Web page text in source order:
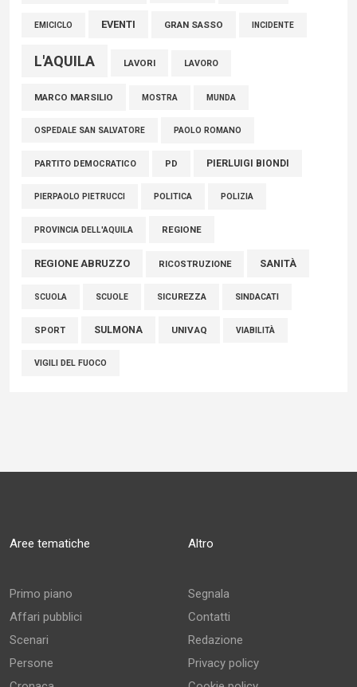
EMICICLO EVENTI GRAN SASSO INCIDENTE
L'AQUILA LAVORI LAVORO
MARCO MARSILIO MOSTRA MUNDA
OSPEDALE SAN SALVATORE PAOLO ROMANO
PARTITO DEMOCRATICO PD PIERLUIGI BIONDI
PIERPAOLO PIETRUCCI POLITICA POLIZIA
PROVINCIA DELL'AQUILA REGIONE
REGIONE ABRUZZO RICOSTRUZIONE SANITÀ
SCUOLA SCUOLE SICUREZZA SINDACATI
SPORT SULMONA UNIVAQ VIABILITÀ
VIGILI DEL FUOCO
Aree tematiche
Primo piano
Affari pubblici
Scenari
Persone
Altro
Segnala
Contatti
Redazione
Privacy policy